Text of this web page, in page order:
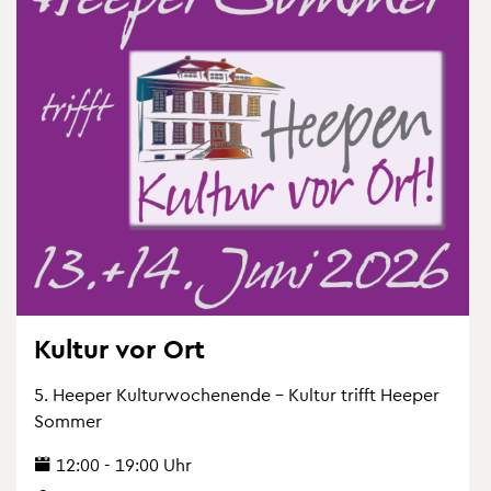
Kul­tur vor Ort
5. Hee­per Kul­tur­wo­chen­en­de – Kul­tur trifft Hee­per
Som­mer
12:00 - 19:00 Uhr